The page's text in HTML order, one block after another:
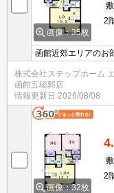
画像：35枚
敷
2
函館近郊エリアのお
い モニター付きイ
面台が独立しており
なっております！
株式会社ステップホーム
函館五稜郭店
情報更新日 2026/08/08
画像：32枚
敷
2